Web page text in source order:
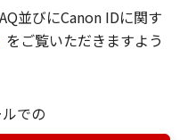
並びにCanon IDに関す
をご覧いただきますよう
での